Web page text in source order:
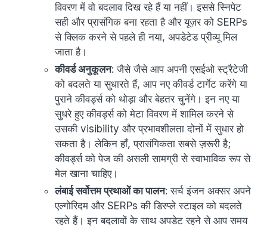
विवरण में वो बदलाव दिख रहे हैं या नहीं। इससे स्निपेट
सही और प्रासंगिक बना रहता है और यूज़र को SERPs
से क्लिक करने से पहले ही नया, अपडेटेड प्रीव्यू मिल
जाता है।
कीवर्ड अनुकूलन: जैसे जैसे आप अपनी एसईओ स्ट्रैटेजी
को बदलते या सुधारते हैं, आप नए कीवर्ड टार्गेट करेंगे या
पुराने कीवर्ड्स को थोड़ा और बेहतर चुनेंगे। इन नए या
सुधरे हुए कीवर्ड्स को मेटा विवरण में शामिल करने से
उसकी visibility और प्रभावशीलता दोनों में सुधार हो
सकता है। लेकिन हाँ, प्रासंगिकता सबसे ज़रूरी है;
कीवर्ड्स को पेज की असली सामग्री से स्वाभाविक रूप से
मेल खाना चाहिए।
लंबाई सर्वोत्तम प्रथाओं का पालन: सर्च इंजन अक्सर अपने
एल्गोरिदम और SERPs की डिस्प्ले स्टाइल को बदलते
रहते हैं। इन बदलावों के साथ अपडेट रहने से आप समय